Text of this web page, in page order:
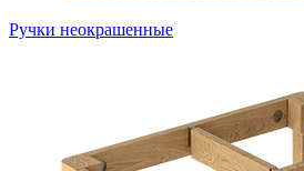
Ручки неокрашенные